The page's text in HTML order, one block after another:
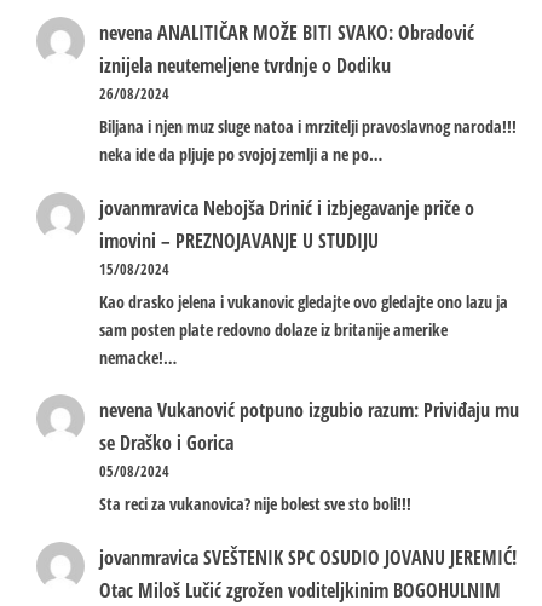
nevenaANALITIČAR MOŽE BITI SVAKO: Obradović
iznijela neutemeljene tvrdnje o Dodiku
26/08/2024
Biljana i njen muz sluge natoa i mrzitelji pravoslavnog naroda!!!
neka ide da pljuje po svojoj zemlji a ne po…
jovanmravica Nebojša Drinić i izbjegavanje priče o
imovini – PREZNOJAVANJE U STUDIJU
15/08/2024
Kao drasko jelena i vukanovic gledajte ovo gledajte ono lazu ja
sam posten plate redovno dolaze iz britanije amerike
nemacke!…
nevenaVukanović potpuno izgubio razum: Priviđaju mu
se Draško i Gorica
05/08/2024
Sta reci za vukanovica? nije bolest sve sto boli!!!
jovanmravicaSVEŠTENIK SPC OSUDIO JOVANU JEREMIĆ!
Otac Miloš Lučić zgrožen voditeljkinim BOGOHULNIM